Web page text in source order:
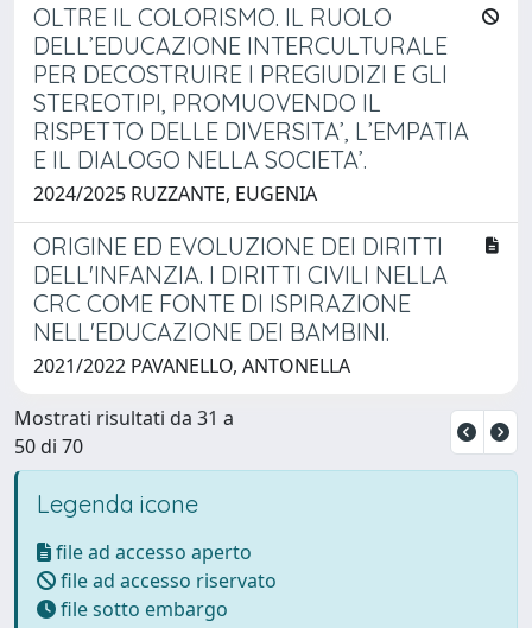
OLTRE IL COLORISMO. IL RUOLO
DELL’EDUCAZIONE INTERCULTURALE
PER DECOSTRUIRE I PREGIUDIZI E GLI
STEREOTIPI, PROMUOVENDO IL
RISPETTO DELLE DIVERSITA’, L’EMPATIA
E IL DIALOGO NELLA SOCIETA’.
2024/2025 RUZZANTE, EUGENIA
ORIGINE ED EVOLUZIONE DEI DIRITTI
DELL'INFANZIA. I DIRITTI CIVILI NELLA
CRC COME FONTE DI ISPIRAZIONE
NELL'EDUCAZIONE DEI BAMBINI.
2021/2022 PAVANELLO, ANTONELLA
Mostrati risultati da 31 a
50 di 70
Legenda icone
file ad accesso aperto
file ad accesso riservato
file sotto embargo